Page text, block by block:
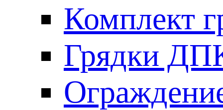
Комплект
Грядки